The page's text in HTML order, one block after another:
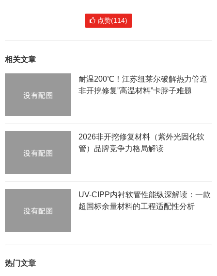
点赞(114)
相关文章
耐温200℃！江苏纽莱尔破解热力管道
非开挖修复”高温材料”卡脖子难题
2026非开挖修复材料（紫外光固化软
管）品牌竞争力格局解读
UV-CIPP内衬软管性能纵深解读：一款
超国标余量材料的工程适配性分析
热门文章